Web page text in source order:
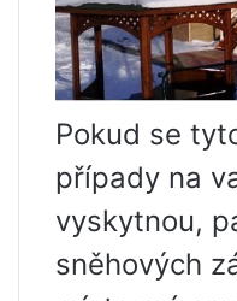
Pokud se
případy na
vyskytnou,
sněhových